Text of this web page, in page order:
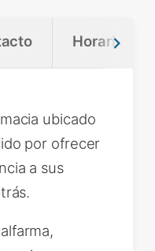
Horario
ubicado
por ofrecer
a sus